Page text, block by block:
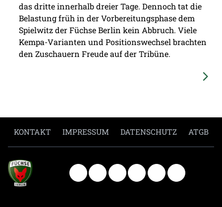
das dritte innerhalb dreier Tage. Dennoch tat die
Belastung früh in der Vorbereitungsphase dem
Spielwitz der Füchse Berlin kein Abbruch. Viele
Kempa-Varianten und Positionswechsel brachten
den Zuschauern Freude auf der Tribüne.
KONTAKT IMPRESSUM DATENSCHUTZ ATGB